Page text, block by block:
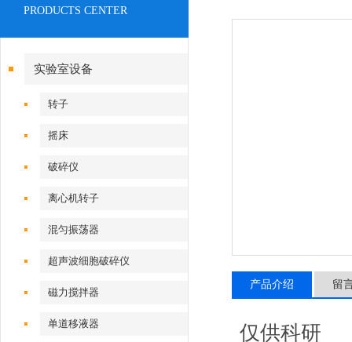
PRODUCTS CENTER
实验室设备
转子
摇床
破碎仪
离心机转子
混匀振荡器
超声波细胞破碎仪
磁力搅拌器
单道移液器
产品介绍 留
仅供科研